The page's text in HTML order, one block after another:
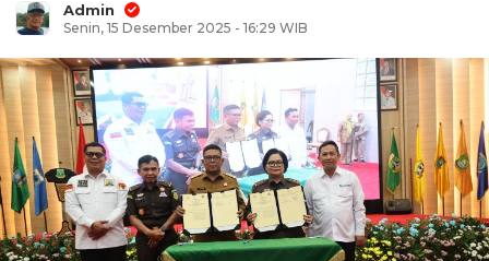
Admin
Senin, 15 Desember 2025 - 16:29 WIB